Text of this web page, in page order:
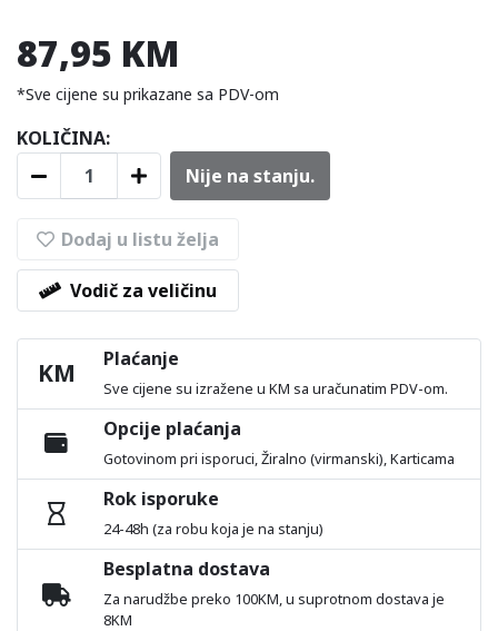
87,95 KM
*Sve cijene su prikazane sa PDV-om
KOLIČINA:
Nije na stanju.
Dodaj u listu želja
Vodič za veličinu
KM Plaćanje
Sve cijene su izražene u KM sa uračunatim PDV-om.
Opcije plaćanja
Gotovinom pri isporuci, Žiralno (virmanski), Karticama
Rok isporuke
24-48h (za robu koja je na stanju)
Besplatna dostava
Za narudžbe preko 100KM, u suprotnom dostava je
8KM